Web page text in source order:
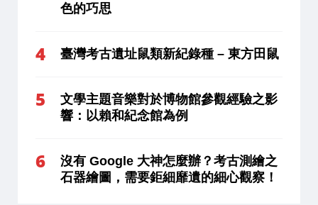
色的巧思
臺灣考古遺址鼠類新紀錄種 – 東方田鼠
文學主題音樂對於博物館參觀經驗之影
響：以賴和紀念館為例
沒有 Google 大神怎麼辦？考古測繪之
石器繪圖，需要鉅細靡遺的細心觀察！